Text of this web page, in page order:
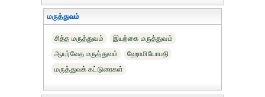
மருத்துவம்
சித்த மருத்துவம்
இயற்கை மருத்துவம்
ஆயுர்வேத மருத்துவம்
ஹோமியோபதி
மருத்துவக் கட்டுரைகள்